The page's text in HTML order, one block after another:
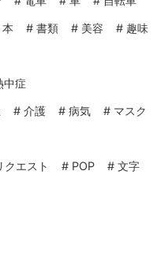
本 # 書類 # 美容 # 趣味
中症
# 介護 # 病気 # マスク
クエスト # POP # 文字